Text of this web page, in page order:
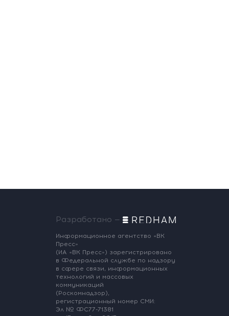
Разработано —
Информационное агентство «ВК
Пресс»
(ИА «ВК Пресс») зарегистрировано
в Федеральной службе по надзору
в сфере связи, информационных
технологий и массовых
коммуникаций
(Роскомнадзор),
регистрационный номер СМИ:
Эл № ФС77-71381